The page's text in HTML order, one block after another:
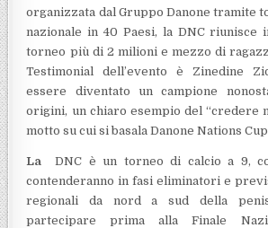
organizzata dal Gruppo Danone tramite
nazionale in 40 Paesi, la DNC riunisce
torneo più di 2 milioni e mezzo di
Testimonial dell’evento è Zinedine
essere diventato un campione
origini, un chiaro esempio del “credere
motto su cui si basala Danone Nations
LaDNC è un torneo di calcio a 9,
contenderanno in fasi eliminatori e
regionali da nord a sud della
partecipare prima alla Finale